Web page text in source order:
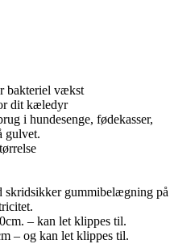
bakteriel vækst
dit kæledyr
i hundesenge, fødekasser,
gulvet.
skridsikker gummibelægning på
– kan let klippes til.
– og kan let klippes til.